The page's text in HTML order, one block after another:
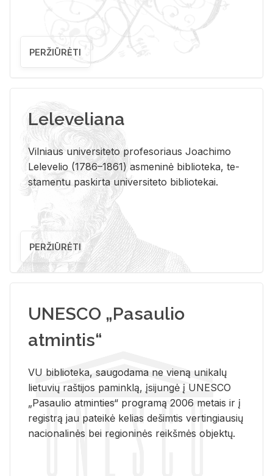
PERŽIŪRĖTI
Leleveliana
Vil­niaus uni­ver­si­te­to pro­fe­so­riaus Jo­a­chi­mo
Le­le­ve­lio (1786–1861) as­me­ni­nė bi­b­lio­te­ka, te­
sta­men­tu pa­skir­ta uni­ver­si­te­to bi­b­lio­te­kai.
PERŽIŪRĖTI
UNESCO „Pasaulio
atmintis“
VU biblioteka, saugodama ne vieną unikalų
lietuvių raštijos paminklą, įsijungė į UNESCO
„Pasaulio atminties“ programą 2006 metais ir į
registrą jau pateikė kelias dešimtis vertingiausių
nacionalinės bei regioninės reikšmės objektų.